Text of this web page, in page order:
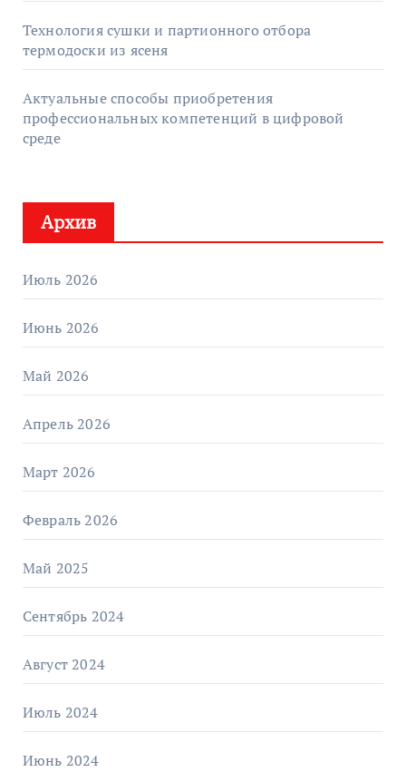
Технология сушки и партионного отбора
термодоски из ясеня
Актуальные способы приобретения
профессиональных компетенций в цифровой
среде
Архив
Июль 2026
Июнь 2026
Май 2026
Апрель 2026
Март 2026
Февраль 2026
Май 2025
Сентябрь 2024
Август 2024
Июль 2024
Июнь 2024